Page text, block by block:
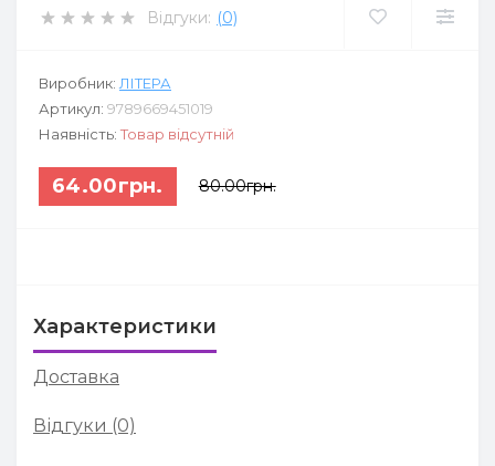
Відгуки: (0)
Виробник: ЛІТЕРА
Артикул: 9789669451019
Наявність: Товар відсутній
64.00грн. 80.00грн.
Характеристики
Доставка
Відгуки (0)